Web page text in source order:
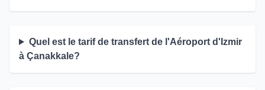
Quel est le tarif de transfert de l'Aéroport d'Izmir
à Çanakkale?